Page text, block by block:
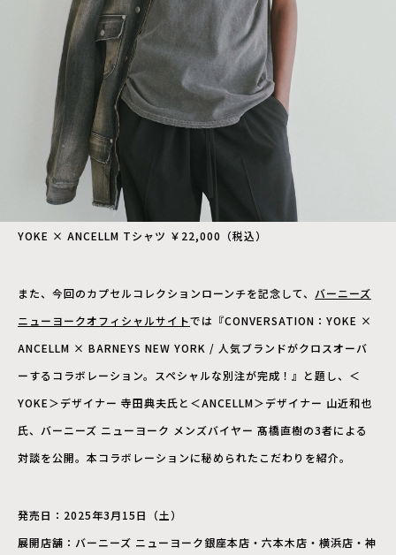
YOKE × ANCELLM Tシャツ ￥22,000（税込）
また、今回のカプセルコレクションローンチを記念して、 バーニーズ
ニューヨークオフィシャルサイトでは『CONVERSATION：YOKE ×
ANCELLM × BARNEYS NEW YORK / 人気ブランドがクロスオーバ
ーするコラボレーション。スペシャルな別注が完成！』と題し、＜
YOKE＞デザイナー 寺田典夫氏と＜ANCELLM＞デザイナー 山近和也
氏、バーニーズ ニューヨーク メンズバイヤー 髙橋直樹の3者による
対談を公開。本コラボレーションに秘められたこだわりを紹介。
発売日：2025年3月15日（土）
展開店舗：バーニーズ ニューヨーク銀座本店・六本木店・横浜店・神